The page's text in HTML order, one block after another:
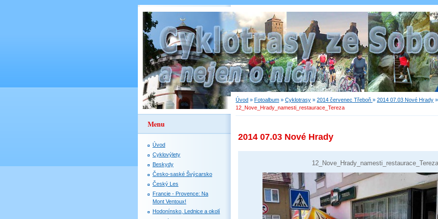
Úvod » Fotoalbum » Cyklotrasy » 2014 červenec Třeboň » 2014 07.03 Nové Hrady »
12_Nove_Hrady_namesti_restaurace_Tereza
2014 07.03 Nové Hrady
12_Nove_Hrady_namesti_restaurace_Tereza
Menu
Úvod
Cyklovýlety
Beskydy
Česko-saské Švýcarsko
Český Les
Francie - Provence: Na
Mont Ventoux!
Hodonínsko, Lednice a okolí